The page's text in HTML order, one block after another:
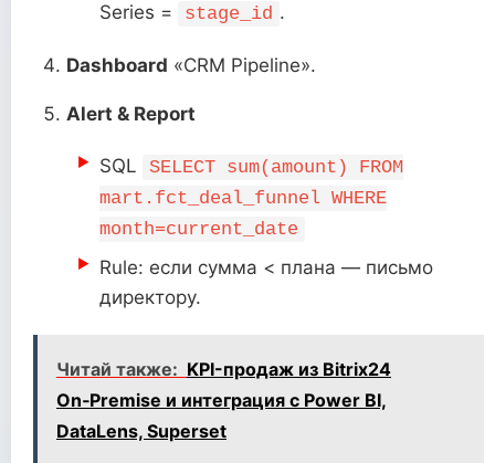
Series =
stage_id .
Dashboard «CRM Pipeline».
Alert & Report
SQL
SELECT sum(amount) FROM
mart.fct_deal_funnel WHERE
month=current_date
Rule: если сумма < плана — письмо
директору.
Читай также: KPI-продаж из Bitrix24
On‑Premise и интеграция с Power BI,
DataLens, Superset